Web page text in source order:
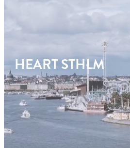
HEART STHLM